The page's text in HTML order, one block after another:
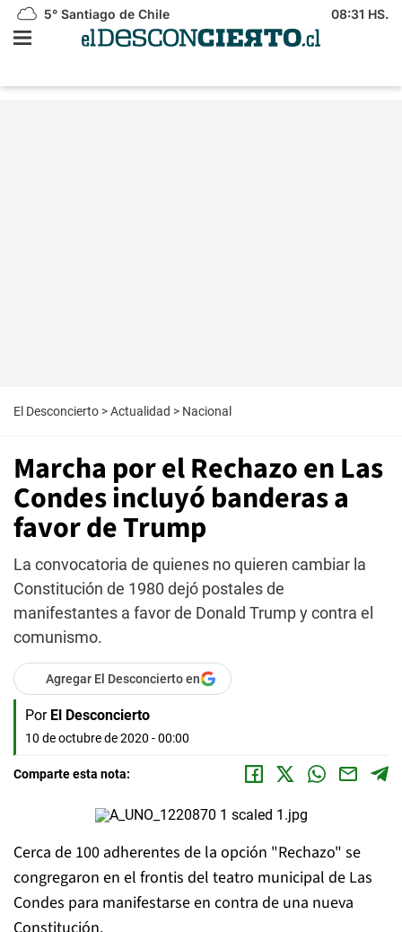
5° Santiago de Chile 08:31 HS.
El Desconcierto >Actualidad > Nacional
Marcha por el Rechazo en Las
Condes incluyó banderas a
favor de Trump
La convocatoria de quienes no quieren cambiar la
Constitución de 1980 dejó postales de
manifestantes a favor de Donald Trump y contra el
comunismo.
Agregar El Desconcierto en
Por El Desconcierto
10 de octubre de 2020 - 00:00
Comparte esta nota:
Cerca de 100 adherentes de la opción "Rechazo" se
congregaron en el frontis del teatro municipal de Las
Condes para manifestarse en contra de una nueva